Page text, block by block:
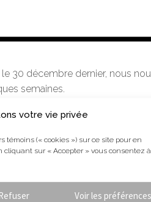
votre vie privée
témoins (« cookies ») sur ce site pour en
cliquant sur « Accepter » vous consentez à
Refuser Voir les préférences
30 décembre dernier, nous
semaines.
aviserons aussitôt!
cas où notre fermture se
année, nos pensées